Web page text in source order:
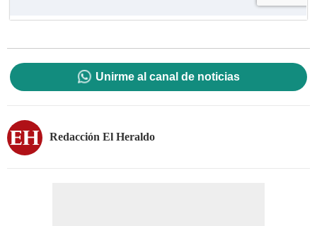
Unirme al canal de noticias
Redacción El Heraldo